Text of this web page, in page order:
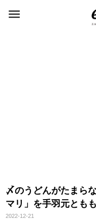
〆のうどんがたまら
マリ」を手羽元とも
2022-12-21